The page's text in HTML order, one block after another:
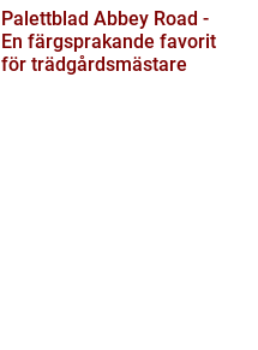
Palettblad Abbey Road -
En färgsprakande favorit
för trädgårdsmästare